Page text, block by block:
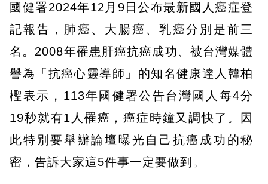
國健署2024年12月9日公布最新國人癌症登
記報告，肺癌、大腸癌、乳癌分別是前三
名。2008年罹患肝癌抗癌成功、被台灣媒體
譽為「抗癌心靈導師」的知名健康達人韓柏
檉表示，113年國健署公告台灣國人每4分
19秒就有1人罹癌，癌症時鐘又調快了。因
此特別要舉辦論壇曝光自己抗癌成功的秘
密，告訴大家這5件事一定要做到。